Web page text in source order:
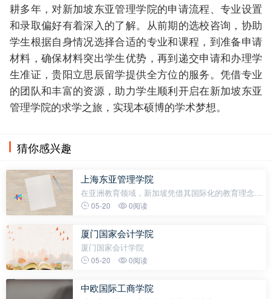
耕多年，对新加坡东亚管理学院的申请流程、专业设置
和录取偏好有着深入的了解。从前期的选校咨询，协助
学生根据自身情况选择合适的专业和课程，到准备申请
材料，确保材料突出学生优势，再到递交申请和办理学
生准证，贵阳立思辰留学提供全方位的服务。凭借专业
的团队和丰富的资源，助力学生顺利开启在新加坡东亚
管理学院的求学之旅，实现本硕博的学术梦想。
猜你感兴趣
上海东亚管理学院
在亚洲教育领域，新加坡凭借其国际化的教育理念、
多元的文化环境以及卓越的学术资源，成为众多学子
私立教育的重要力量，自1984年
05-20 0阅读
厦门国家会计学院
厦门国家会计学院
05-20 0阅读
中欧国际工商学院